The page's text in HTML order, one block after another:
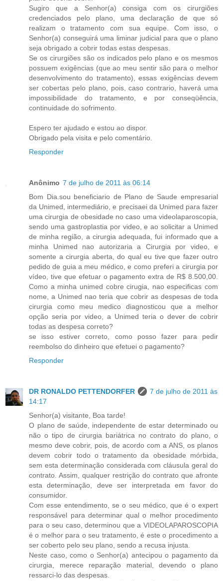
Sugiro que a Senhor(a) consiga com os cirurgiões
credenciados pelo plano, uma declaração de que só
realizam o tratamento com sua equipe. Com isso, o
Senhor(a) conseguirá uma liminar judicial para que o plano
seja obrigado a cobrir todas estas despesas.
Se os cirurgiões são os indicados pelo plano e os mesmos
possuem exigências (que ao meu sentir são para o melhor
desenvolvimento do tratamento), essas exigências devem
ser cobertas pelo plano, pois, caso contrario, haverá uma
impossibilidade do tratamento, e por conseqüência,
continuidade do sofrimento.
Espero ter ajudado e estou ao dispor.
Obrigado pela visita e pelo comentário.
Responder
Anônimo 7 de julho de 2011 às 06:14
Bom Dia.sou beneficiario de Plano de Saude empresarial
da Unimed, intermediário, e precisaei da Unimed para fazer
uma cirurgia de obesidade no caso uma videolaparoscopia,
sendo uma gastroplastia por video, e ao solicitar a Unimed
de minha região, a cirurgia adequada, fui informado que a
minha Unimed nao autorizaria a Cirurgia por video, e
somente a cirurgia aberta, do qual eu tive que fazer outro
pedido de guia a meu médico, e como preferi a cirurgia por
vídeo, tive que efetuar o pagamento extra de R$ 8.500,00.
Como a minha unimed cobre cirugia, nao especificas com
nome, a Unimed nao teria que cobrir as despesas de toda
cirurgia como meu medico diagnosticou que a melhor
opção seria por video, a Unimed teria o dever de cobrir
todas as despesa correto?
se isso estiver correto, como posso fazer para pedir
reembolso do dinheiro que efetuei o pagamento?
Responder
DR RONALDO PETTENDORFER
7 de julho de 2011 às
14:17
Senhor(a) visitante, Boa tarde!
O plano de saúde, independente de estar determinado ou
não o tipo de cirurgia bariátrica no contrato do plano, o
mesmo deve cobrir, pois, de acordo com a ANS, os planos
devem cobrir todo o tratamento da obesidade mórbida,
sem esta determinação considerada com cláusula geral do
contrato. Assim, qualquer restrição do contrato que afronte
esta determinação, deve ser interpretada em favor do
consumidor.
Com esse entendimento, se o seu médico, que é o expert
responsável para determinar qual o melhor procedimento
para o seu caso, determinou que a VIDEOLAPAROSCOPIA
é o melhor para o seu tratamento, é este o procedimento a
ser coberto pelo seu plano, sendo a recusa injusta.
Neste caso, como o Senhor(a) antecipou o pagamento da
cirurgia, merece reparação material, devendo o plano
ressarci-lo das despesas.